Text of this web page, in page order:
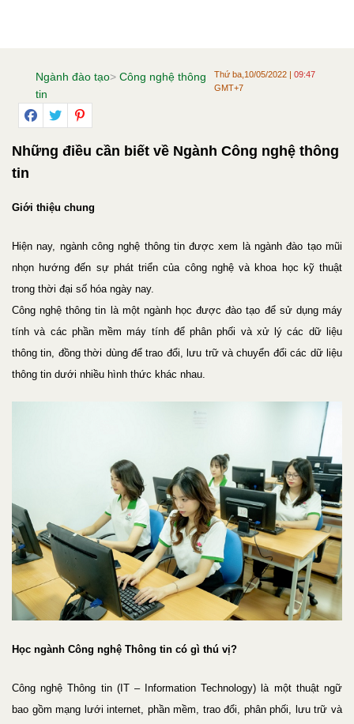
Ngành đào tạo> Công nghệ thông
tin
Thứ ba,10/05/2022 |09:47
GMT+7
Những điều cần biết về Ngành Công nghệ thông
tin
Giới thiệu chung
Hiện nay, ngành công nghệ thông tin được xem là ngành đào tạo mũi
nhọn hướng đến sự phát triển của công nghệ và khoa học kỹ thuật
trong thời đại số hóa ngày nay.
Công nghệ thông tin là một ngành học được đào tạo để sử dụng máy
tính và các phần mềm máy tính để phân phối và xử lý các dữ liệu
thông tin, đồng thời dùng để trao đổi, lưu trữ và chuyển đổi các dữ liệu
thông tin dưới nhiều hình thức khác nhau.
Học ngành Công nghệ Thông tin có gì thú vị?
Công nghệ Thông tin (IT – Information Technology) là một thuật ngữ
bao gồm mạng lưới internet, phần mềm, trao đổi, phân phối, lưu trữ và